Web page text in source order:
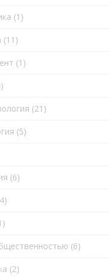
(1)
(11)
(1)
(21)
(5)
(6)
(6)
(2)